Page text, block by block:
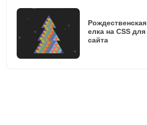
Рождественская
елка на CSS для
сайта